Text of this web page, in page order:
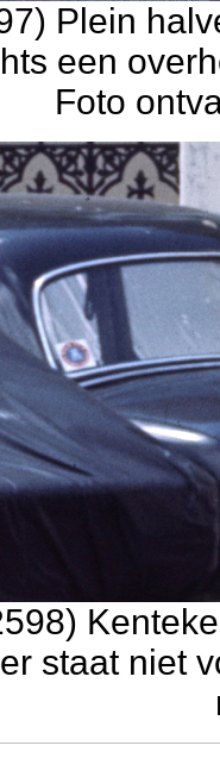
Plein
een
Foto
staat niet